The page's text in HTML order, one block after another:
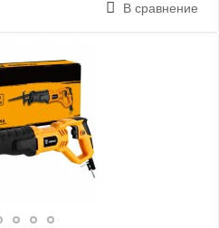
В сравнение